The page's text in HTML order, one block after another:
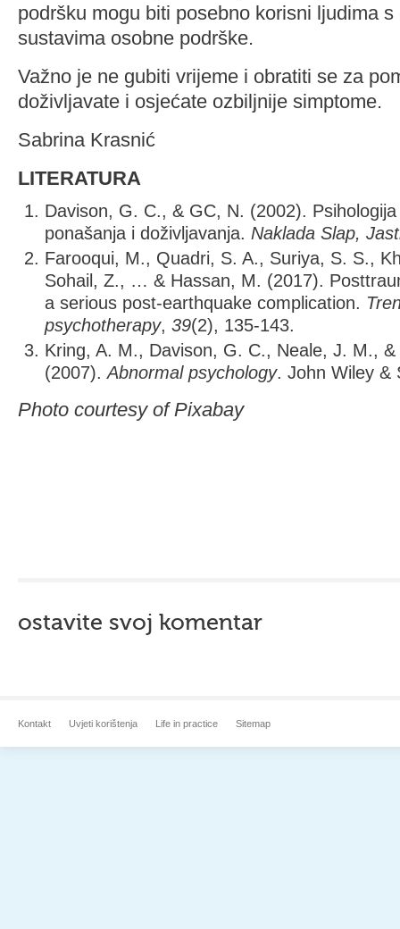
podršku mogu biti posebno korisni ljudima
sustavima osobne podrške.
Važno je ne gubiti vrijeme i obratiti se za
doživljavate i osjećate ozbiljnije simptome.
Sabrina Krasnić
LITERATURA
Davison, G. C., & GC, N. (2002).
ponašanja i doživljavanja. Naklada Slap,
Farooqui, M., Quadri, S. A., Suriya, S. S.,
Sohail, Z., … & Hassan, M. (2017).
a serious post-earthquake complication.
psychotherapy, 39(2), 135-143.
Kring, A. M., Davison, G. C., Neale, J. M.,
(2007).Abnormal psychology. John Wiley &
Photo courtesy of Pixabay
ostavite svoj komentar
Kontakt Uvjeti korištenja Life in practice Sitemap